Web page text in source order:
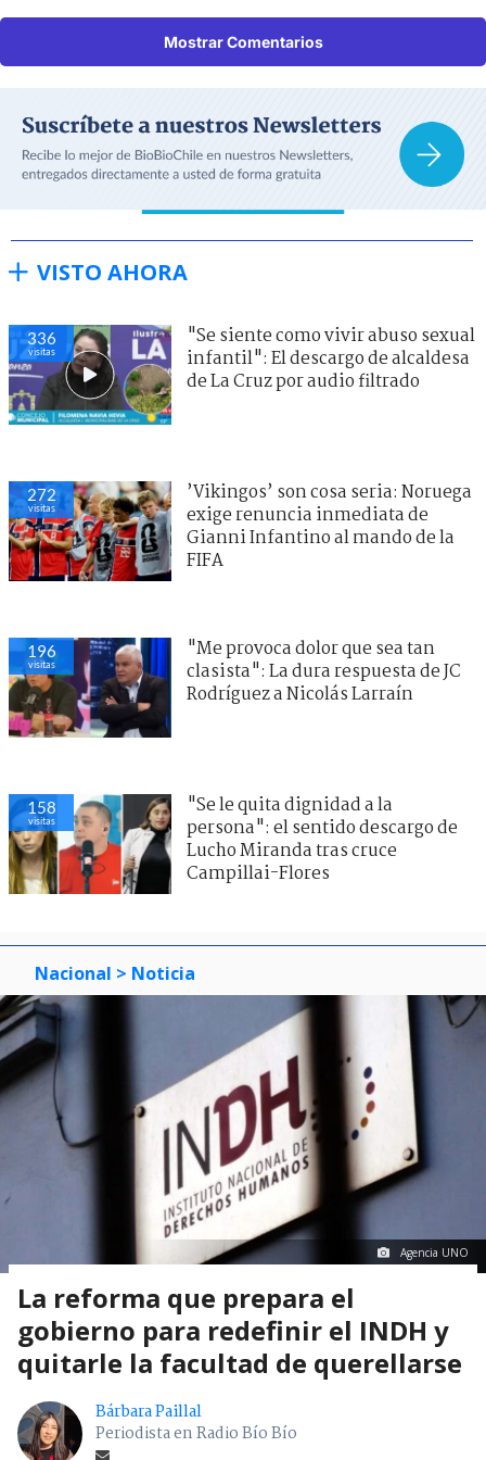
Mostrar Comentarios
VISTO AHORA
336
visitas
"Se siente como vivir abuso sexual
infantil": El descargo de alcaldesa
de La Cruz por audio filtrado
272
visitas
’Vikingos’ son cosa seria: Noruega
exige renuncia inmediata de
Gianni Infantino al mando de la
FIFA
196
visitas
"Me provoca dolor que sea tan
clasista": La dura respuesta de JC
Rodríguez a Nicolás Larraín
158
visitas
"Se le quita dignidad a la
persona": el sentido descargo de
Lucho Miranda tras cruce
Campillai-Flores
Nacional > Noticia
Agencia UNO
La reforma que prepara el
gobierno para redefinir el INDH y
quitarle la facultad de querellarse
Bárbara Paillal
Periodista en Radio Bío Bío